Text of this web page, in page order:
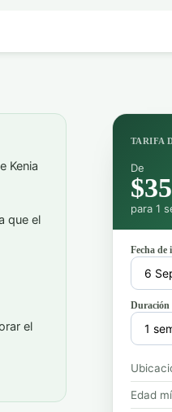
Kenia
que el
el
TARIFA
De
para 1
Fecha de
Duración
Edad